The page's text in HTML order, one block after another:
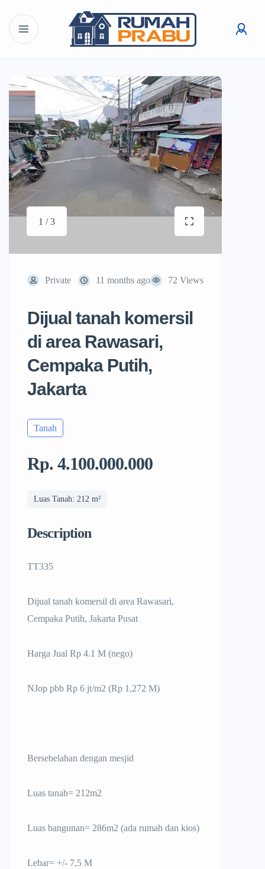
1 / 3
Private 11 months ago 72 Views
Dijual tanah komersil
di area Rawasari,
Cempaka Putih,
Jakarta
Tanah
Rp. 4.100.000.000
Luas Tanah: 212 m²
Description
TT335
Dijual tanah komersil di area Rawasari,
Cempaka Putih, Jakarta Pusat
Harga Jual Rp 4.1 M (nego)
NJop pbb Rp 6 jt/m2 (Rp 1,272 M)
Bersebelahan dengan mesjid
Luas tanah= 212m2
Luas bangunan= 286m2 (ada rumah dan kios)
Lebar= +/- 7,5 M